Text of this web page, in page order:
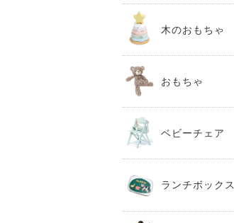
木のおもちゃ
おもちゃ
ベビーチェア
ランチボックス